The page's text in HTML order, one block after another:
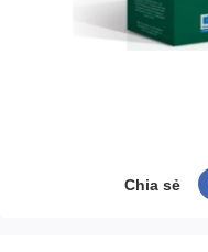
Chia sẻ